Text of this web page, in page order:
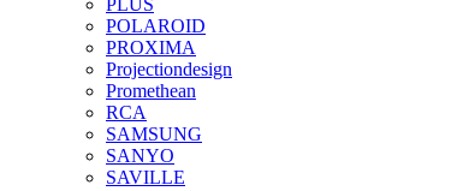
PLUS
POLAROID
PROXIMA
Projectiondesign
Promethean
RCA
SAMSUNG
SANYO
SAVILLE